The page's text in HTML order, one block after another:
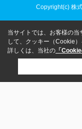
Copyright(c) 株
当サイトでは、お客様の当
して、クッキー（Cookie）
詳しくは、当社の 「